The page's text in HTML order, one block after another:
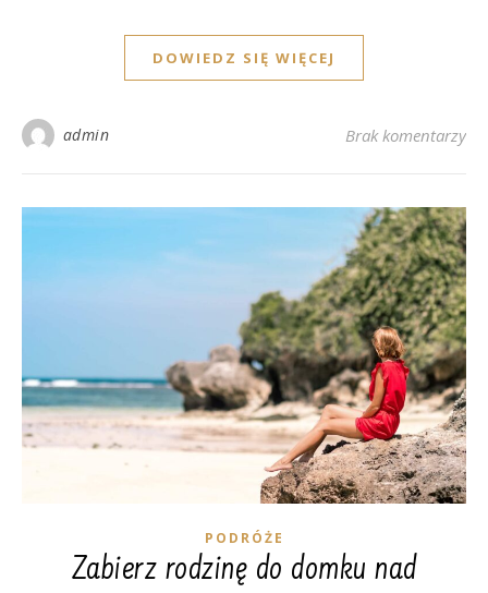
DOWIEDZ SIĘ WIĘCEJ
admin Brak komentarzy
PODRÓŻE
Zabierz rodzinę do domku nad